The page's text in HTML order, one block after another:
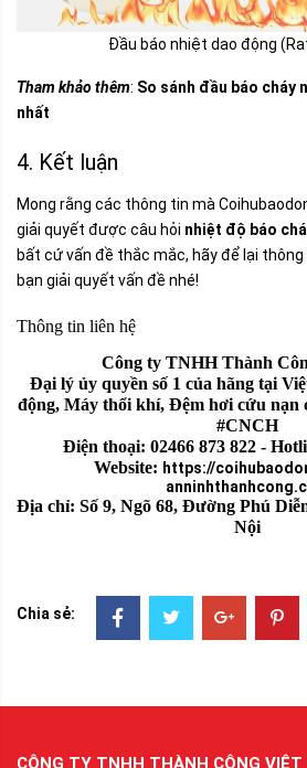
Đầu báo nhiệt dao động
Tham khảo thêm: So sánh đầu báo cháy
nhất
4. Kết luận
Mong rằng các thông tin mà
giải quyết được câu hỏi nhiệt độ báo
bất cứ vấn đề thắc mắc, hãy để lại
bạn giải quyết vấn đề nhé!
Thông tin liên hệ
Công ty TNHH Thành
Đại lý ủy quyền số 1 của hãng tại
động, Máy thổi khí, Đệm hơi cứu nạn
#CNCH
Điện thoại: 02466 873 822 -
Website: https://
Địa chỉ: Số 9, Ngõ 68, Đường Phú
Nội
Chia sẻ:
CÔNG TY TNHH THÀNH CÔNG VIỆT